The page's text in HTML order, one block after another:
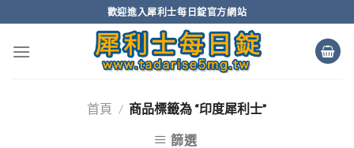
to
content
歡迎進入犀利士每日錠官方網站
首頁 / 商品標籤為 “印度犀利士”
篩選